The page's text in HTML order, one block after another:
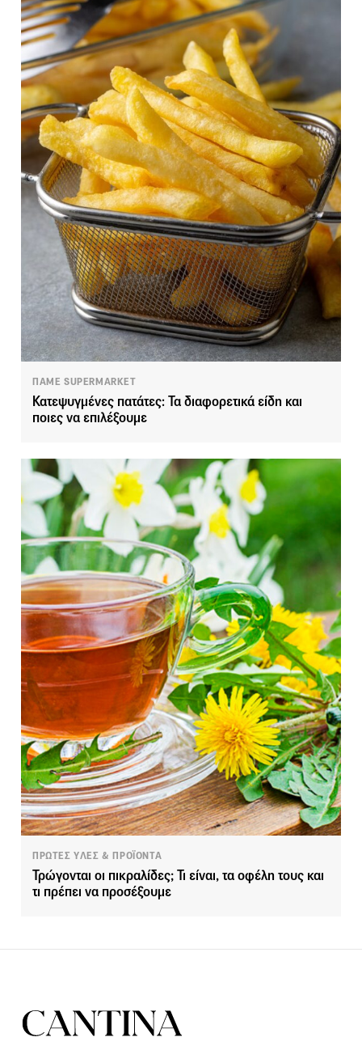
ΠΑΜΕ SUPERMARKET
Κατεψυγμένες πατάτες: Τα διαφορετικά είδη και
ποιες να επιλέξουμε
ΠΡΩΤΕΣ ΥΛΕΣ & ΠΡΟΪΟΝΤΑ
Τρώγονται οι πικραλίδες; Τι είναι, τα οφέλη τους και
τι πρέπει να προσέξουμε